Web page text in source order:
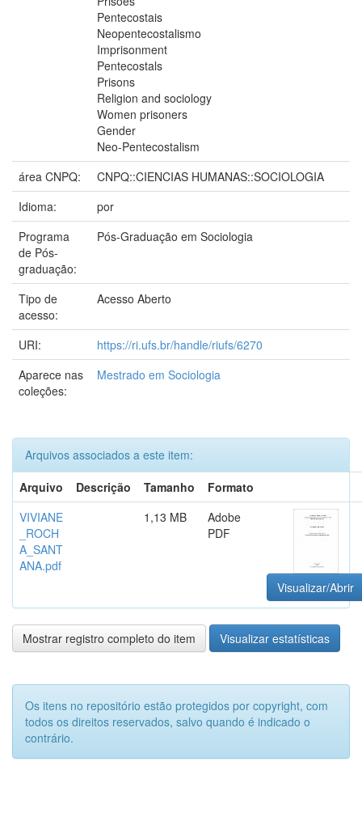
Pentecostais
Neopentecostalismo
Imprisonment
Pentecostals
Prisons
Religion and sociology
Women prisoners
Gender
Neo-Pentecostalism
área CNPQ:
CNPQ::CIENCIAS HUMANAS::SOCIOLOGIA
Idioma:
por
Programa
de Pós-
graduação:
Pós-Graduação em Sociologia
Tipo de
acesso:
Acesso Aberto
URI:
https://ri.ufs.br/handle/riufs/6270
Aparece nas
coleções:
Mestrado em Sociologia
Arquivos associados a este item:
Arquivo
Descrição Tamanho
Formato
VIVIANE
_ROCH
A_SANT
ANA.pdf
1,13 MB
Adobe
PDF
Visualizar/Abrir
Mostrar registro completo do item Visualizar estatísticas
Os itens no repositório estão protegidos por copyright, com
todos os direitos reservados, salvo quando é indicado o
contrário.